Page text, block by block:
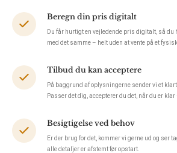
Beregn din pris digitalt
Du får hurtigt en vejledende pris digitalt, så du
med det samme – helt uden at vente på et fysisk
Tilbud du kan acceptere
På baggrund af oplysningerne sender vi et
Passer det dig, accepterer du det, når du er
Besigtigelse ved behov
Er der brug for det, kommer vi gerne ud og ser
alle detaljer er afstemt før opstart.